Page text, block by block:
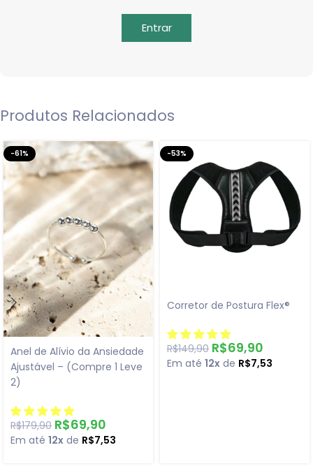
Entrar
Produtos Relacionados
-61%
Anel de Alívio da Ansiedade
Ajustável – (Compre 1 Leve
2)
R$179,90 R$69,90
Em até 12x de R$7,53
-53%
Corretor de Postura Flex®
R$149,90 R$69,90
Em até 12x de R$7,53